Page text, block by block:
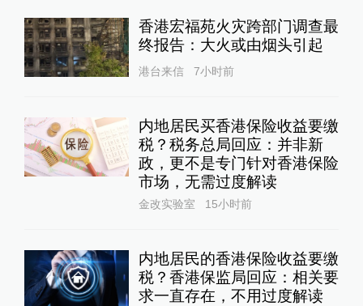
香港宏福苑火灾跨部门调查最
终报告：大火或由烟头引起
港台来信 7小时前
内地居民买香港保险收益要缴
税？税务总局回应：并非新
政，更不是专门针对香港保险
市场，无需过度解读
金改实验室 15小时前
内地居民的香港保险收益要缴
税？香港保监局回应：相关要
求一直存在，不用过度解读